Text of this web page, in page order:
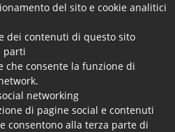
del sito e cookie analitici
dei contenuti di questo sito
parti
che consente la funzione di
networking
di pagine social e contenuti
consentono alla terza parte di